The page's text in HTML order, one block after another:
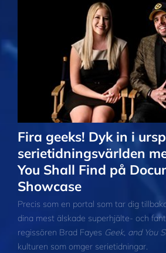
Fira geeks! Dyk in i
serietidnings­världen
You Shall Find på
Showcase
Precis som en portal som tar dig
dina mest älskade superhjälte- och
regissören Brad Fayes Geek, and You
kulturen som omger serietidningar.